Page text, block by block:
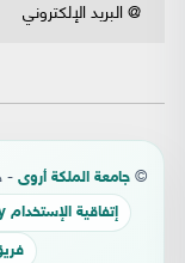
© جامعة الملكة أروى -
إتفاقية الإستخدام Privacy Policy